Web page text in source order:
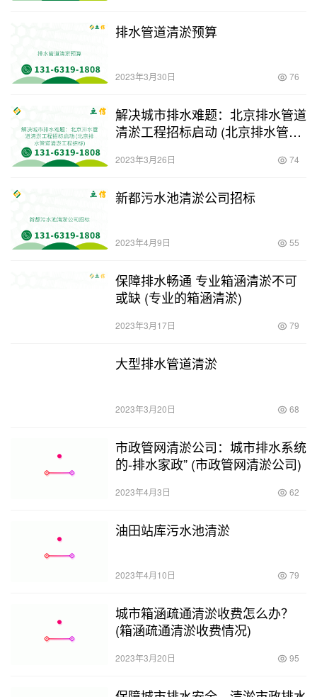
排水管道清淤预算
2023年3月30日 76
解决城市排水难题：北京排水管道
清淤工程招标启动 (北京排水管道
2023年3月26日 74
新都污水池清淤公司招标
2023年4月9日 55
保障排水畅通 专业箱涵清淤不可
或缺 (专业的箱涵清淤)
2023年3月17日 79
大型排水管道清淤
2023年3月20日 68
市政管网清淤公司：城市排水系统
的-排水家政” (市政管网清淤公司)
2023年4月3日 62
油田站库污水池清淤
2023年4月10日 79
城市箱涵疏通清淤收费怎么办？
(箱涵疏通清淤收费情况)
2023年3月20日 95